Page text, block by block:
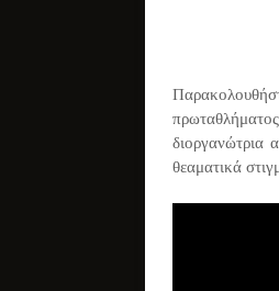
θεαματικά